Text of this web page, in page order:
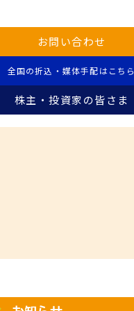
お問い合わせ
全国の折込・媒体手配はこちら
株主・投資家の皆さま